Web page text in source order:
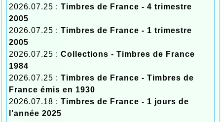
2026.07.25 : Timbres de France - 4 trimestre
2005
2026.07.25 : Timbres de France - 1 trimestre
2005
2026.07.25 : Collections - Timbres de France
1984
2026.07.25 : Timbres de France - Timbres de
France émis en 1930
2026.07.18 : Timbres de France - 1 jours de
l'année 2025